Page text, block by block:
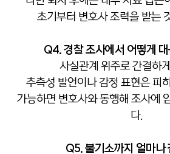
초기부터 변호사 조력을 받는
Q4. 경찰 조사에서 어떻게
사실관계 위주로 간결하
추측성 발언이나 감정 표현은 피
가능하면 변호사와 동행해 조사에
다.
Q5. 불기소까지 얼마나